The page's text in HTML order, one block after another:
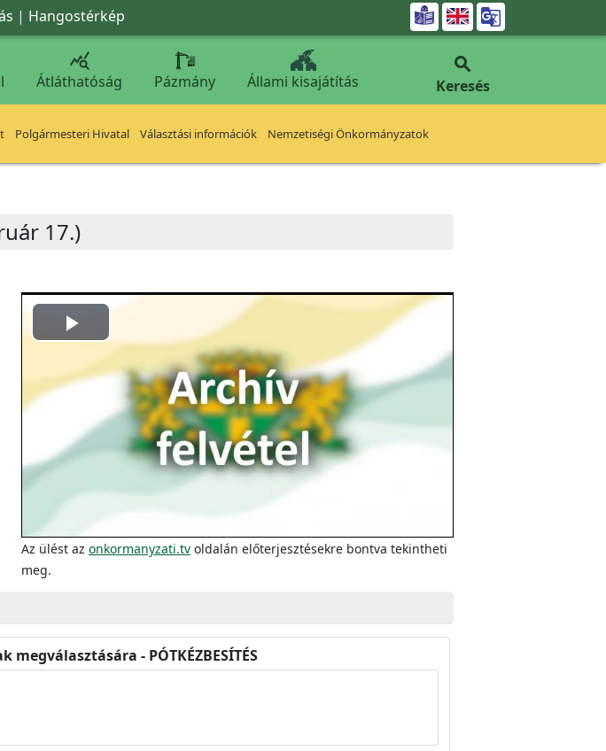
| Hangostérkép 

Átláthatóság Pázmány Állami kisajátítás

Keresés
Polgármesteri Hivatal Választási információk Nemzetiségi Önkormányzatok
17.)
Play
Video
Az ülést az onkormanyzati.tv oldalán előterjesztésekre bontva tekintheti
meg.
- PÓTKÉZBESÍTÉS